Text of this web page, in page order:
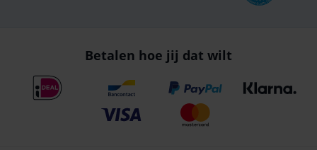
Betalen hoe jij dat wilt